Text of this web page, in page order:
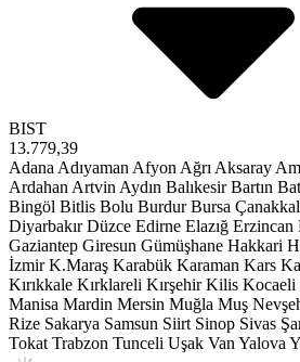
BIST
13.779,39
Adana Adıyaman Afyon Ağrı Aksaray
Ardahan Artvin Aydın Balıkesir Bartın
Bingöl Bitlis Bolu Burdur Bursa
Diyarbakır Düzce Edirne Elazığ Erzincan
Gaziantep Giresun Gümüşhane Hakkari
İzmir K.Maraş Karabük Karaman Kars
Kırıkkale Kırklareli Kırşehir Kilis Kocaeli
Manisa Mardin Mersin Muğla Muş
Rize Sakarya Samsun Siirt Sinop Sivas
Tokat Trabzon Tunceli Uşak Van Yalova